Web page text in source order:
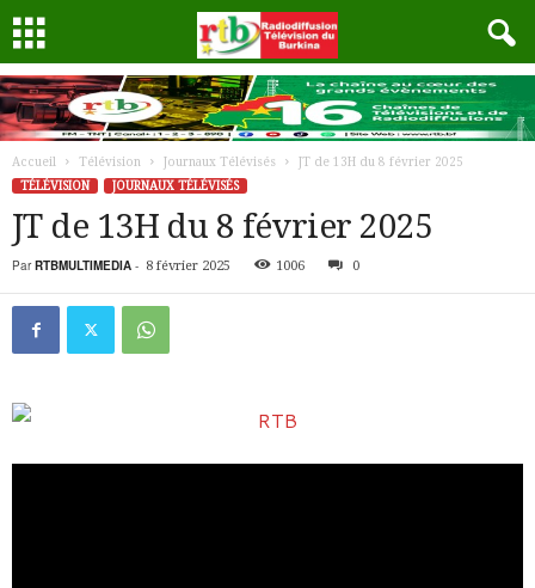
Accueil Télévision Journaux Télévisés
JT de 13H du 8 février 2025
TÉLÉVISION
JOURNAUX TÉLÉVISÉS
JT de 13H du 8 février 2025
Par RTBMULTIMEDIA - 8 février 2025 1006 0